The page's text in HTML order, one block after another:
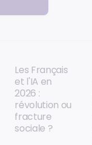
Les Français
et l'IA en
2026 :
révolution ou
fracture
sociale ?